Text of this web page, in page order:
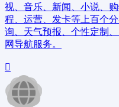
视、音乐、新闻、小说、
程、运营、发卡等上百个
询、天气预报、个性定制
网导航服务。